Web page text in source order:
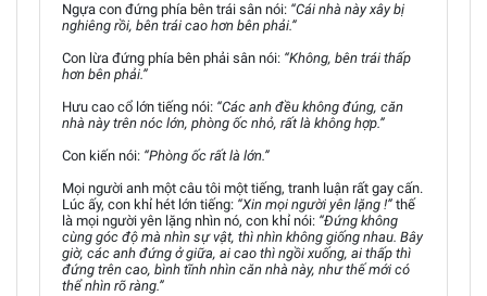
Ngựa con đứng phía bên trái sân nói: “Cái nhà này xây bị
nghiêng rồi, bên trái cao hơn bên phải.”
Con lừa đứng phía bên phải sân nói: “Không, bên trái thấp
hơn bên phải.”
Hưu cao cổ lớn tiếng nói: “Các anh đều không đúng, căn
nhà này trên nóc lớn, phòng ốc nhỏ, rất là không hợp.”
Con kiến nói: “Phòng ốc rất là lớn.”
Mọi người anh một câu tôi một tiếng, tranh luận rất gay cấn.
Lúc ấy, con khỉ hét lớn tiếng: “Xin mọi người yên lặng !” thế
là mọi người yên lặng nhìn nó, con khỉ nói: “Đứng không
cùng góc độ mà nhìn sự vật, thì nhìn không giống nhau. Bây
giờ, các anh đứng ở giữa, ai cao thì ngồi xuống, ai thấp thì
đứng trên cao, bình tĩnh nhìn căn nhà này, như thế mới có
thể nhìn rõ ràng.”